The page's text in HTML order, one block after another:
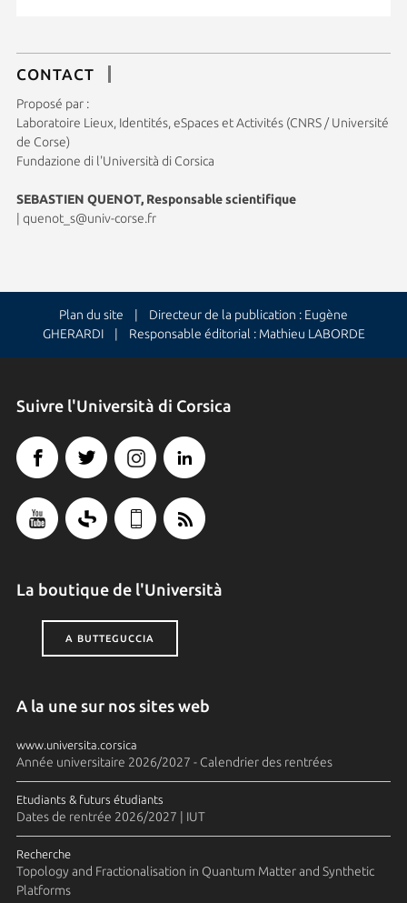
CONTACT
Proposé par :
Laboratoire Lieux, Identités, eSpaces et Activités (CNRS / Université
de Corse)
Fundazione di l'Università di Corsica
SEBASTIEN QUENOT, Responsable scientifique
quenot_s@univ-corse.fr
Plan du site | Directeur de la publication : Eugène
GHERARDI | Responsable éditorial : Mathieu LABORDE
Suivre l'Università di Corsica
La boutique de l'Università
A BUTTEGUCCIA
A la une sur nos sites web
www.universita.corsica
Année universitaire 2026/2027 - Calendrier des rentrées
Etudiants & futurs étudiants
Dates de rentrée 2026/2027 | IUT
Recherche
Topology and Fractionalisation in Quantum Matter and Synthetic
Platforms